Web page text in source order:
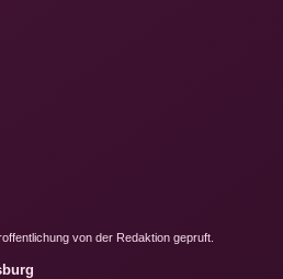
von der Redaktion gepruft.